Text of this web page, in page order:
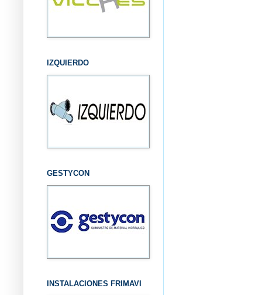
IZQUIERDO
GESTYCON
INSTALACIONES FRIMAVI